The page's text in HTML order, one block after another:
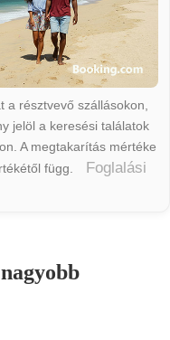
a résztvevő szállásokon,
jelöl a keresési találatok
A megtakarítás mértéke
függ.
Foglalási